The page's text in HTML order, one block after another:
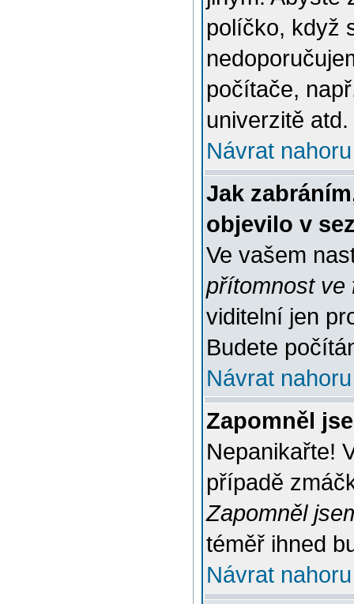
políčko, když
počítače,
univerzitě atd.
Návrat nahoru
Jak
objevilo v
Ve vašem
přítomnost ve
viditelní jen
Budete
Návrat nahoru
Zapomněl
Nepanikařte!
případě
Zapomněl
téměř ihned
Návrat nahoru